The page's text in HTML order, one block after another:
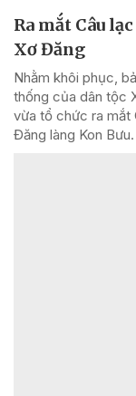
Ra mắt Câu
Xơ Đăng
Nhằm khôi phục,
thống của dân tộc
vừa tổ chức ra mắt
Đăng làng Kon Bưu.